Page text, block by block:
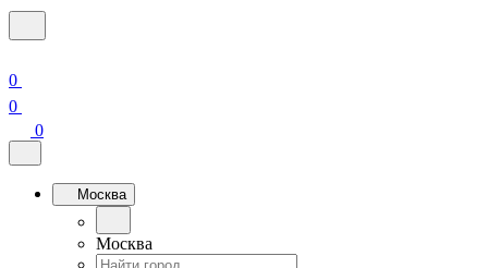
0
0
0
Москва
Москва